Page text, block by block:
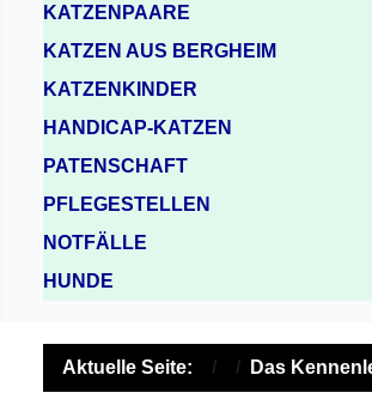
KATZENPAARE
KATZEN AUS BERGHEIM
KATZENKINDER
HANDICAP-KATZEN
PATENSCHAFT
PFLEGESTELLEN
NOTFÄLLE
HUNDE
Aktuelle Seite: Das